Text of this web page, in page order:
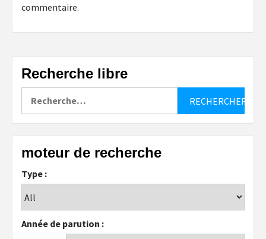
commentaire.
Recherche libre
moteur de recherche
Type :
Année de parution :